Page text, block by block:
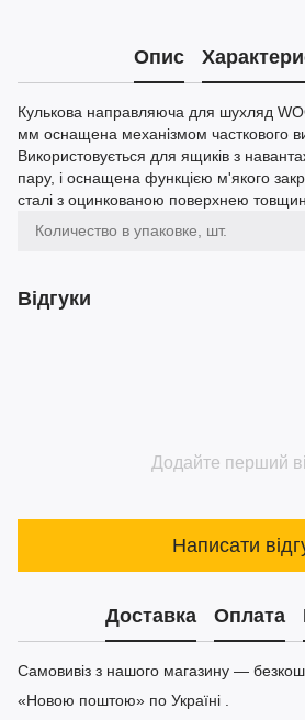
Опис
Кулькова направляюча для шухляд
мм оснащена механізмом часткового
Використовується для ящиків з
пару, і оснащена функцією м'якого
сталі з оцинкованою поверхнею
Количество в упаковке, шт.
Відгуки
Додайте перший
Написати
Доставка Оплата
Самовивіз з нашого магазину —
«Новою поштою» по Україні .